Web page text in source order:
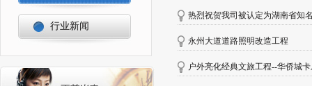
行业新闻
热烈祝贺我司被认定为湖南省知
永州大道道路照明改造工程
户外亮化经典文旅工程--华侨城